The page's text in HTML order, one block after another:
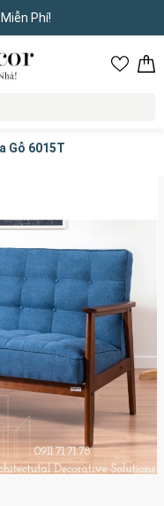
Phí!
Gỗ 6015T